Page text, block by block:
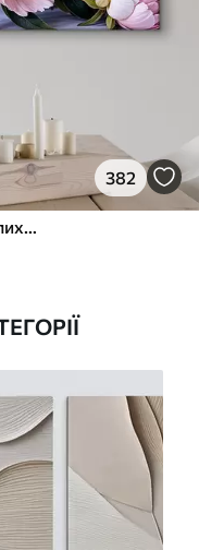
382
Букет великих пишних рожево-білих квітів півонії із зеленим листям на м’якому розмитому фоні